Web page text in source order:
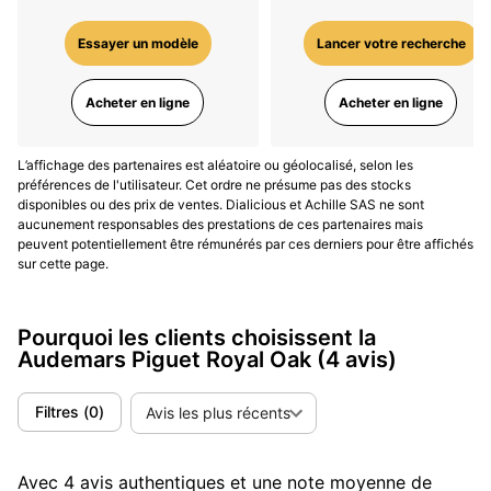
Oak Offshore, une version plus robuste et sportive,
avec un boîtier plus grand et des éléments de design
audacieux, destinée aux amateurs de montres
imposantes.
La Royal Oak a non seulement redéfini les standards
du design horloger, mais elle a également influencé la
culture populaire. Portée par des célébrités, des
Son design intemporel continue d'inspirer de
nombreux horlogers et reste une référence
Modèles Récents et Innovations
En 2025, à l'occasion de son 150ᵉ anniversaire,
Essayer un modèle
Acheter en ligne
Lancer votre recherche
Acheter en ligne
L’affichage des partenaires est aléatoire ou géolocalisé, selon les
préférences de l'utilisateur. Cet ordre ne présume pas des stocks
disponibles ou des prix de ventes. Dialicious et Achille SAS ne sont
aucunement responsables des prestations de ces partenaires mais
peuvent potentiellement être rémunérés par ces derniers pour être affichés
sur cette page.
Pourquoi les clients choisissent la
Audemars Piguet Royal Oak (4 avis)
Filtres (0) Avis les plus récents
Avec 4 avis authentiques et une note moyenne de